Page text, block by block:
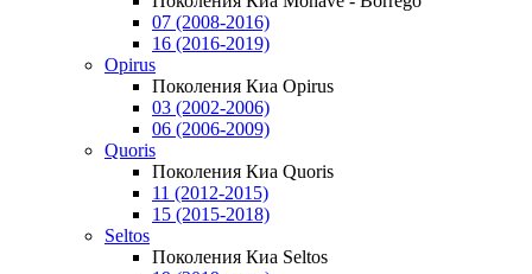
07 (2008-2016)
16 (2016-2019)
Opirus
Поколения Киа Opirus
03 (2002-2006)
06 (2006-2009)
Quoris
Поколения Киа Quoris
11 (2012-2015)
15 (2015-2018)
Seltos
Поколения Киа Seltos